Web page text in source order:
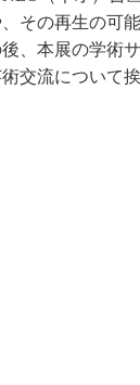
その再生の可
、本展の学術
交流について